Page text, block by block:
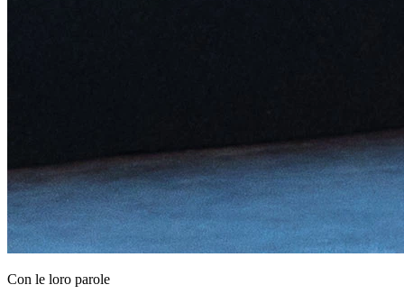
Con le loro parole